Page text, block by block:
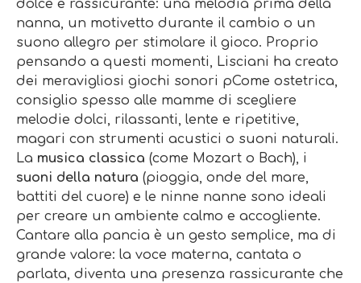
dolce e rassicurante: una melodia prima della
nanna, un motivetto durante il cambio o un
suono allegro per stimolare il gioco. Proprio
pensando a questi momenti, Lisciani ha creato
dei meravigliosi giochi sonori pCome ostetrica,
consiglio spesso alle mamme di scegliere
melodie dolci, rilassanti, lente e ripetitive,
magari con strumenti acustici o suoni naturali.
La musica classica (come Mozart o Bach), i
suoni della natura (pioggia, onde del mare,
battiti del cuore) e le ninne nanne sono ideali
per creare un ambiente calmo e accogliente.
Cantare alla pancia è un gesto semplice, ma di
grande valore: la voce materna, cantata o
parlata, diventa una presenza rassicurante che